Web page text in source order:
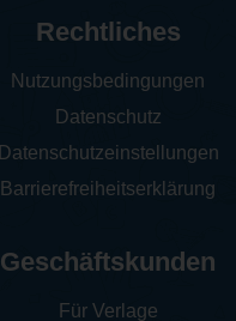
Rechtliches
Nutzungsbedingungen
Datenschutz
Datenschutzeinstellungen
Barrierefreiheitserklärung
Geschäftskunden
Für Verlage